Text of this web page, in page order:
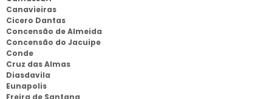
Canavieiras
Cicero Dantas
Concensão de Almeida
Concensão do Jacuipe
Conde
Cruz das Almas
Diasdavila
Eunapolis
Freira de Santana